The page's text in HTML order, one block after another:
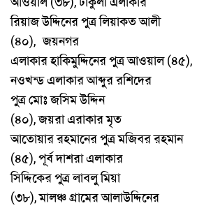
রিয়াজউদ্দিনেরপুত্রলিয়াকতআলী
(৪০), জয়নগর
এলাকারহাকিমুদ্দিনেরপুত্রআওয়াল(৪৫),
নওখন্ডএলাকারআব্দুররশিদের
পুত্রমোঃজসিমউদ্দিন
(৪০),জয়রাএরাকারমৃত
আতোয়াররহমানেরপুত্রমজিবররহমান
(৪৫),পূর্বদাশরাএলাকার
সিদ্দিকেরপুত্রলাবলুমিয়া
(৩৮),মালঞ্চগ্রামেরআলাউদ্দিনের